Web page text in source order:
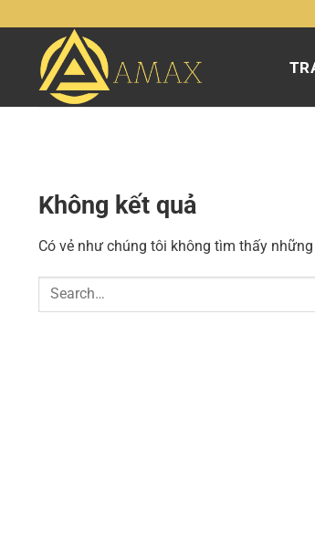
đến
Không kết quả
Có vẻ như chúng tôi không tìm thấy